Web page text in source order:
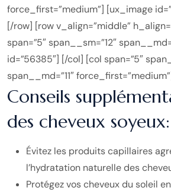
force_first=”medium”] [ux_image
[/row] [row v_align=”middle”
span=”5″ span__sm=”12″
id=”56385″] [/col] [col span=”5″
span__md=”11″
Conseils
des cheveux soyeux:
Évitez les produits capillaires
l’hydratation naturelle des
Protégez vos cheveux du soleil